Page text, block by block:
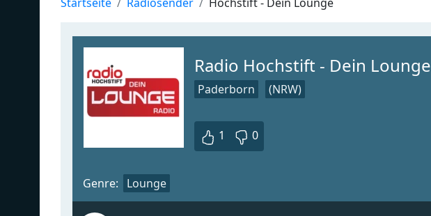
Radio Hochstift - Dein Lounge
Paderborn (NRW)
1 0
Genre: Lounge